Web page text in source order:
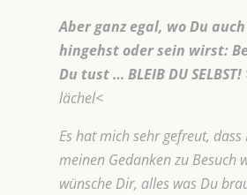
Aber ganz egal, wo Du
hingehst oder sein wirst:
Du tust … BLEIB DU SELBST!
lächel<
Es hat mich sehr gefreut,
meinen Gedanken zu Besuch
wünsche Dir, alles was Du